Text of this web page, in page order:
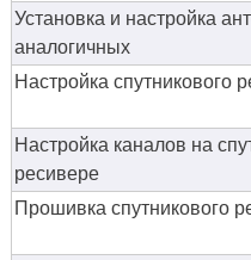
Установка и настройка
аналогичных
Настройка спутникового
Настройка каналов на
ресивере
Прошивка спутникового